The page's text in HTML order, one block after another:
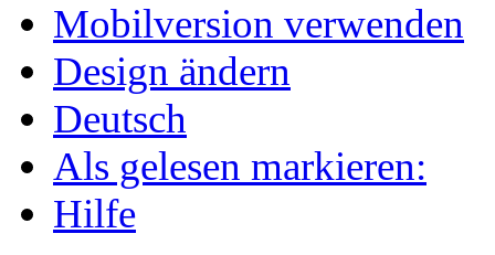
Mobilversion verwenden
Design ändern
Deutsch
Als gelesen markieren:
Hilfe